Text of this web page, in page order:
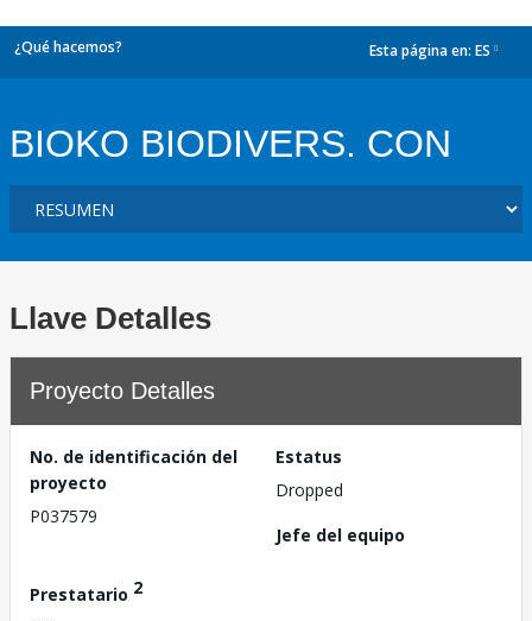
¿Qué hacemos? Esta página en: ES
BIOKO BIODIVERS. CON
Llave Detalles
Proyecto Detalles
No. de identificación del
proyecto
P037579
Estatus
Dropped
Jefe del equipo
Prestatario 2